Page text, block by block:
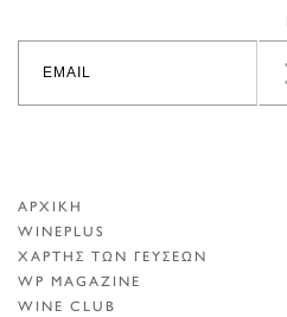
ΑΡΧΙΚΗ
WINEPLUS
ΧΑΡΤΗΣ ΤΩΝ ΓΕΥΣΕΩΝ
WP MAGAZINE
WINE CLUB